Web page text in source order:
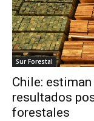
Sur Forestal
Chile:
resultados
forestales